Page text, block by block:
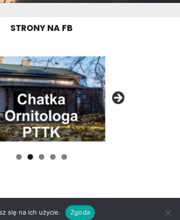
STRONY NA FB
się na ich użycie. Zgoda